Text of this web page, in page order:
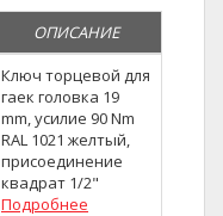
ОПИСАНИЕ
Ключ торцевой для
гаек головка 19
mm, усилие 90 Nm
RAL 1021 желтый,
присоединение
квадрат 1/2"
Подробнее